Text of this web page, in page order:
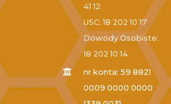
41 12
USC: 18 202 10 17
Dowody Osobiste:
18 202 10 14
nr konta: 59 8821
0009 0000 0000